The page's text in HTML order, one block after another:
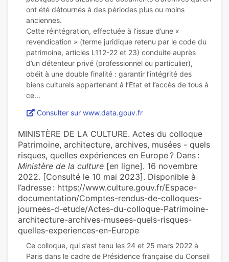
ont été détournés à des périodes plus ou moins
anciennes.
Cette réintégration, effectuée à l’issue d’une «
revendication » (terme juridique retenu par le code du
patrimoine, articles L112-22 et 23) conduite auprès
d’un détenteur privé (professionnel ou particulier),
obéit à une double finalité : garantir l’intégrité des
biens culturels appartenant à l’Etat et l’accès de tous à
Consulter sur www.data.gouv.fr
MINISTÈRE DE LA CULTURE. Actes du colloque
Patrimoine, architecture, archives, musées - quels
risques, quelles expériences en Europe ? Dans :
Ministère de la culture [en ligne]. 16 novembre
2022. [Consulté le 10 mai 2023]. Disponible à
l’adresse : https://www.culture.gouv.fr/Espace-
documentation/Comptes-rendus-de-colloques-
journees-d-etude/Actes-du-colloque-Patrimoine-
architecture-archives-musees-quels-risques-
quelles-experiences-en-Europe
Ce colloque, qui s’est tenu les 24 et 25 mars 2022 à
Paris dans le cadre de Présidence française du Conseil